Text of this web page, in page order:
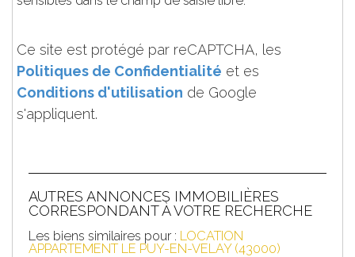
Ce site est protégé par reCAPTCHA, les
Politiques de Confidentialité et es
Conditions d'utilisation de Google
s'appliquent.
AUTRES ANNONCES IMMOBILIÈRES
CORRESPONDANT À VOTRE RECHERCHE
Les biens similaires pour : LOCATION
APPARTEMENT LE PUY-EN-VELAY (43000)